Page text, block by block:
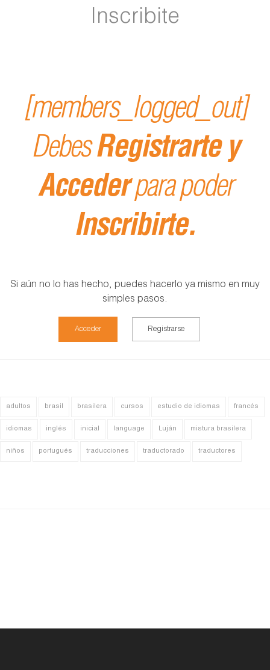
Inscribite
[members_logged_out]
DebesRegistrarte y
Accederpara poder
Inscribirte.
Si aún no lo has hecho, puedes hacerlo ya mismo en muy
simples pasos.
Acceder Registrarse
adultos brasil brasilera cursos estudio de idiomas francés
idiomas inglés inicial language Luján mistura brasilera
niños portugués traducciones traductorado traductores